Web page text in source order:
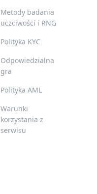
Metody badania
uczciwości i RNG
Polityka KYC
Odpowiedzialna
gra
Polityka AML
Warunki
korzystania z
serwisu